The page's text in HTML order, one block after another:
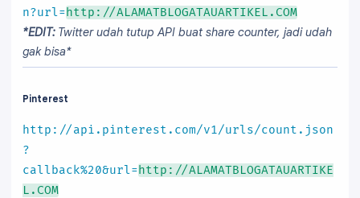
n?url=http://ALAMATBLOGATAUARTIKEL.COM
*EDIT: Twitter udah tutup API buat share counter, jadi udah
gak bisa*
Pinterest
http://api.pinterest.com/v1/urls/count.json
?
callback%20&url=http://ALAMATBLOGATAUARTIKE
L.COM